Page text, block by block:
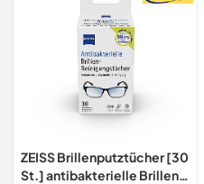
ZEISS Brillenputztücher [30
St.] antibakterielle Brillen-